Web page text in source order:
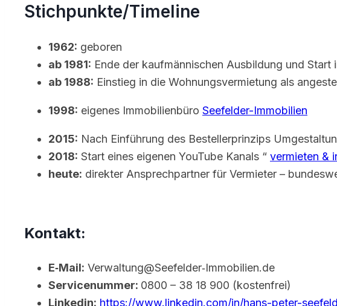
Stichpunkte/Timeline
1962: geboren
ab 1981: Ende der kaufmännischen Ausbildung und Start
ab 1988: Einstieg in die Wohnungsvermietung als
1998: eigenes Immobilienbüro Seefelder-Immobilien
2015: Nach Einführung des Bestellerprinzips
2018: Start eines eigenen YouTube Kanals “ vermieten &
heute: direkter Ansprechpartner für Vermieter –
Kontakt:
E‑Mail: Verwaltung@Seefelder‑Immobilien.de
Servicenummer: 0800 – 38 18 900 (kostenfrei)
Linkedin: https://www.linkedin.com/in/hans-peter-